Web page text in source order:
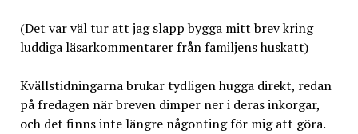
(Det var väl tur att jag slapp bygga mitt brev kring
luddiga läsarkommentarer från familjens huskatt)
Kvällstidningarna brukar tydligen hugga direkt, redan
på fredagen när breven dimper ner i deras inkorgar,
och det finns inte längre någonting för mig att göra.